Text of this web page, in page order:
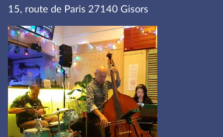
15, route de Paris 27140 Gisors